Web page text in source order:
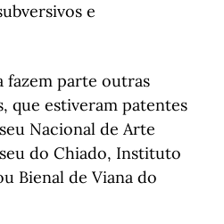
e
fazem parte outras
que estiveram patentes
Nacional de Arte
do Chiado, Instituto
Bienal de Viana do